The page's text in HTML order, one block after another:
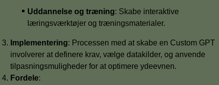
Uddannelse og træning: Skabe interaktive
læringsværktøjer og træningsmaterialer.
Implementering: Processen med at skabe en Custom GPT
involverer at definere krav, vælge datakilder, og anvende
tilpasningsmuligheder for at optimere ydeevnen.
Fordele: